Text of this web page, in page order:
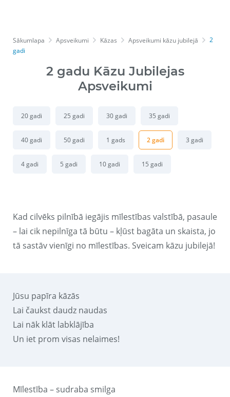
Sākumlapa Apsveikumi Kāzas Apsveikumi kāzu jubilejā
2
gadi
2 gadu Kāzu Jubilejas
Apsveikumi
20 gadi 25 gadi 30 gadi 35 gadi
40 gadi 50 gadi 1 gads 2 gadi 3 gadi
4 gadi 5 gadi 10 gadi 15 gadi
Kad cilvēks pilnībā iegājis mīlestības valstībā, pasaule
– lai cik nepilnīga tā būtu – kļūst bagāta un skaista, jo
tā sastāv vienīgi no mīlestības. Sveicam kāzu jubilejā!
Jūsu papīra kāzās
Lai čaukst daudz naudas
Lai nāk klāt labklājība
Un iet prom visas nelaimes!
Mīlestība – sudraba smilga